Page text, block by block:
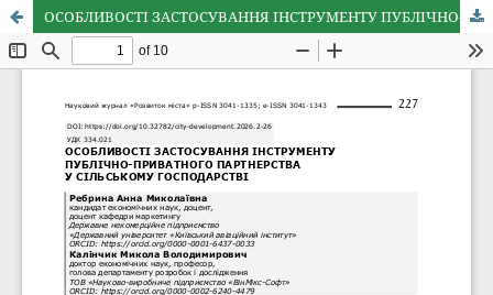
ОСОБЛИВОСТІ ЗАСТОСУВАННЯ ІНСТРУМЕНТУ ПУБЛІЧНО-ПРИВАТНОГО ПАРТНЕРСТВА У СІЛЬСЬКОМУ ГОСПОДАРСТВІ